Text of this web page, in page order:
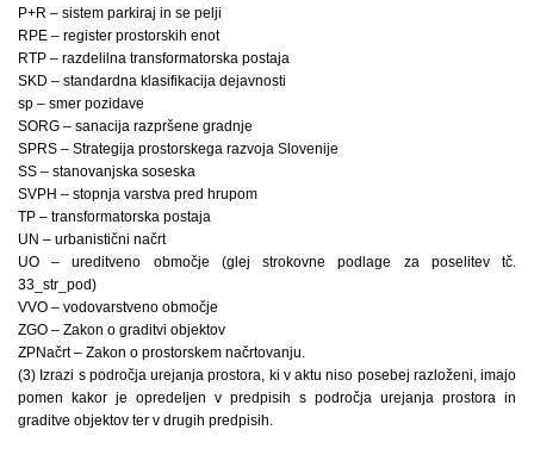
P+R – sistem parkiraj in se pelji
RPE – register prostorskih enot
RTP – razdelilna transformatorska postaja
SKD – standardna klasifikacija dejavnosti
sp – smer pozidave
SORG – sanacija razpršene gradnje
SPRS – Strategija prostorskega razvoja Slovenije
SS – stanovanjska soseska
SVPH – stopnja varstva pred hrupom
TP – transformatorska postaja
UN – urbanistični načrt
UO – ureditveno območje (glej strokovne podlage za poselitev tč.
33_str_pod)
VVO – vodovarstveno območje
ZGO – Zakon o graditvi objektov
ZPNačrt – Zakon o prostorskem načrtovanju.
(3) Izrazi s področja urejanja prostora, ki v aktu niso posebej razloženi, imajo
pomen kakor je opredeljen v predpisih s področja urejanja prostora in
graditve objektov ter v drugih predpisih.